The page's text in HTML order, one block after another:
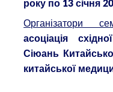
року по 13 січня
Організатори
асоціація
Сіюань
китайської